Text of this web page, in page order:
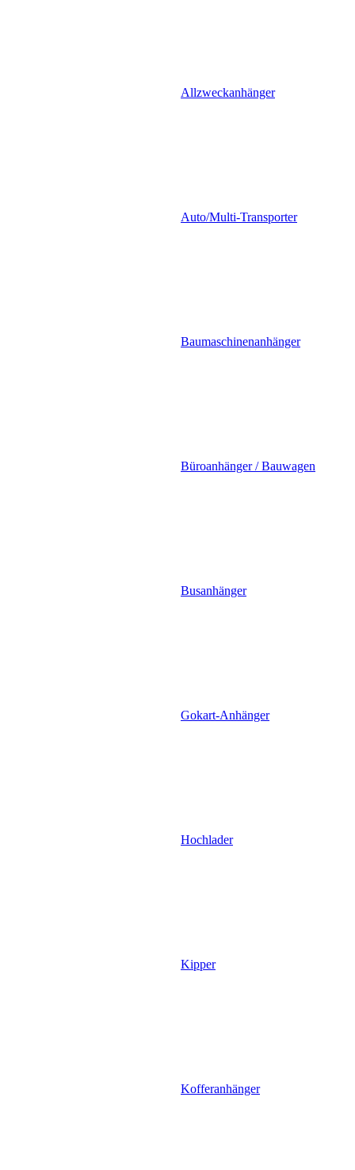
Allzweckanhänger
Auto/Multi-Transporter
Baumaschinenanhänger
Büroanhänger / Bauwagen
Busanhänger
Gokart-Anhänger
Hochlader
Kipper
Kofferanhänger